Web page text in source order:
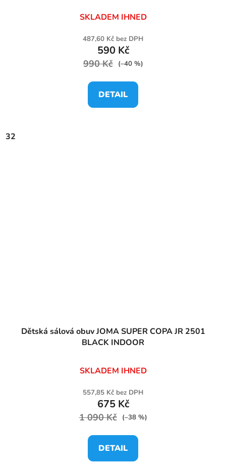
SKLADEM IHNED
487,60 Kč bez DPH
590 Kč
990 Kč (–40 %)
DETAIL
32
Dětská sálová obuv JOMA SUPER COPA JR 2501
BLACK INDOOR
SKLADEM IHNED
557,85 Kč bez DPH
675 Kč
1 090 Kč (–38 %)
DETAIL